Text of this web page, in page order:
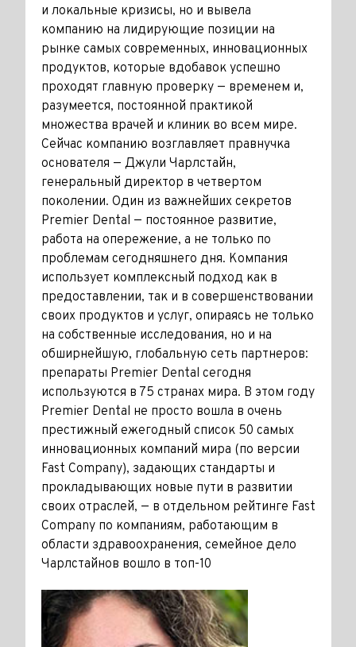
и локальные кризисы, но и вывела
компанию на лидирующие позиции на
рынке самых современных, инновационных
продуктов, которые вдобавок успешно
проходят главную проверку — временем и,
разумеется, постоянной практикой
множества врачей и клиник во всем мире.
Сейчас компанию возглавляет правнучка
основателя — Джули Чарлстайн,
генеральный директор в четвертом
поколении. Один из важнейших секретов
Premier Dental — постоянное развитие,
работа на опережение, а не только по
проблемам сегодняшнего дня. Компания
использует комплексный подход как в
предоставлении, так и в совершенствовании
своих продуктов и услуг, опираясь не только
на собственные исследования, но и на
обширнейшую, глобальную сеть партнеров:
препараты Premier Dental сегодня
используются в 75 странах мира. В этом году
Premier Dental не просто вошла в очень
престижный ежегодный список 50 самых
инновационных компаний мира (по версии
Fast Company), задающих стандарты и
прокладывающих новые пути в развитии
своих отраслей, — в отдельном рейтинге Fast
Company по компаниям, работающим в
области здравоохранения, семейное дело
Чарлстайнов вошло в топ-10